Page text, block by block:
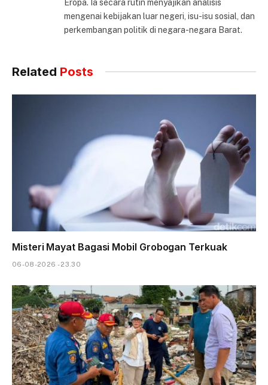
Eropa. Ia secara rutin menyajikan analisis
mengenai kebijakan luar negeri, isu-isu sosial, dan
perkembangan politik di negara-negara Barat.
Related Posts
Misteri Mayat Bagasi Mobil Grobogan Terkuak
06-08-2026 - 23.30